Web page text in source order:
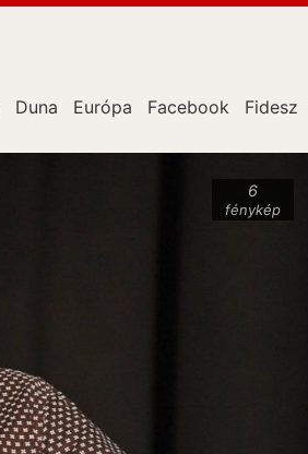
Duna Európa Facebook Fidesz
6
fénykép